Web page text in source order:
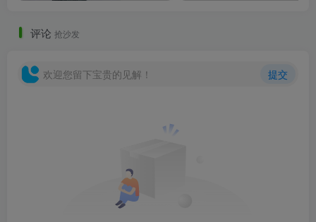
The original intention of the design is to present the Alice
theme scene and help children learn to discover and learn
评论 抢沙发
欢迎您留下宝贵的见解！ 提交